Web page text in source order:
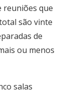
reuniões que
são vinte
de
ou menos
salas